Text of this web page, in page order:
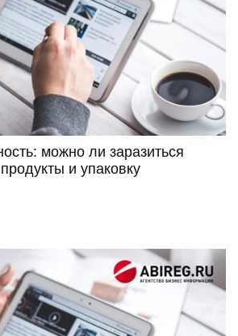
можно ли заразиться
и упаковку